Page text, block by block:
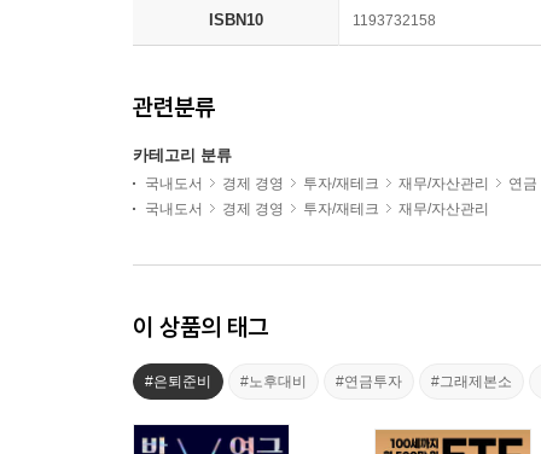
ISBN10 1193732158
관련분류
카테고리 분류
국내도서 경제 경영 투자/재테크 재무/자산관리
연금
국내도서
경제 경영 투자/재테크 재무/자산관리
이 상품의 태그
#은퇴준비 #노후대비 #연금투자 #그래제본소